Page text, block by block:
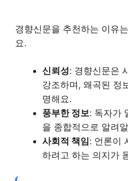
경향신문을 추천하는 이유
요.
신뢰성: 경향신문은
강조하며, 왜곡된 정
명해요.
풍부한 정보: 독자가
을 종합적으로 알려
사회적 책임 : 언론이
하려고 하는 의지가